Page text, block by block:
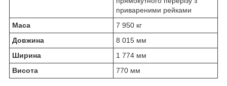
привареними рейками
Маса
7 950 кг
Довжина
8 015 мм
Ширина
1 774 мм
Висота
770 мм